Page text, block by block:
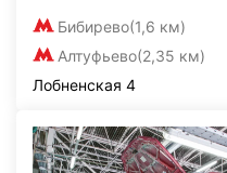
Бибирево(1,6 км)
Алтуфьево(2,35 км)
Лобненская 4